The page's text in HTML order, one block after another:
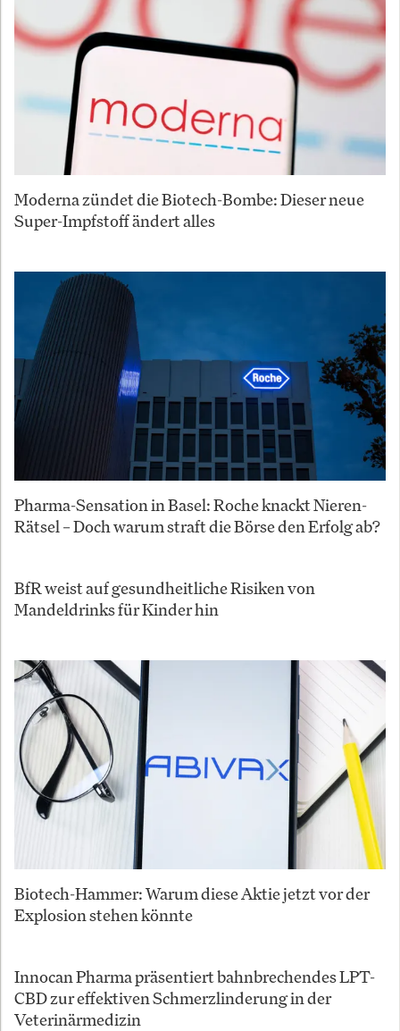
Moderna zündet die Biotech-Bombe: Dieser neue
Super-Impfstoff ändert alles
Pharma-Sensation in Basel: Roche knackt Nieren-
Rätsel – Doch warum straft die Börse den Erfolg ab?
BfR weist auf gesundheitliche Risiken von
Mandeldrinks für Kinder hin
Biotech-Hammer: Warum diese Aktie jetzt vor der
Explosion stehen könnte
Innocan Pharma präsentiert bahnbrechendes LPT-
CBD zur effektiven Schmerzlinderung in der
Veterinärmedizin